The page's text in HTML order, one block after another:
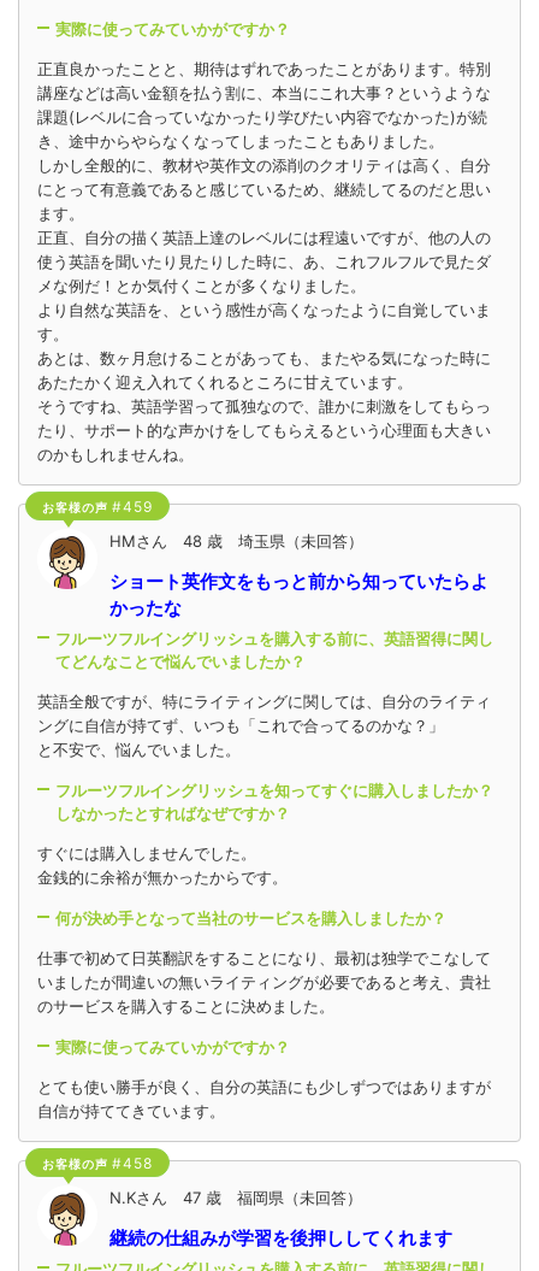
実際に使ってみていかがですか？
正直良かったことと、期待はずれであったことがあります。特別
講座などは高い金額を払う割に、本当にこれ大事？というような
課題(レベルに合っていなかったり学びたい内容でなかった)が続
き、途中からやらなくなってしまったこともありました。
しかし全般的に、教材や英作文の添削のクオリティは高く、自分
にとって有意義であると感じているため、継続してるのだと思い
ます。
正直、自分の描く英語上達のレベルには程遠いですが、他の人の
使う英語を聞いたり見たりした時に、あ、これフルフルで見たダ
メな例だ！とか気付くことが多くなりました。
より自然な英語を、という感性が高くなったように自覚していま
す。
あとは、数ヶ月怠けることがあっても、またやる気になった時に
あたたかく迎え入れてくれるところに甘えています。
そうですね、英語学習って孤独なので、誰かに刺激をしてもらっ
たり、サポート的な声かけをしてもらえるという心理面も大きい
のかもしれませんね。
お客様の声 #459
HMさん 48 歳 埼玉県（未回答）
ショート英作文をもっと前から知っていたらよ
かったな
フルーツフルイングリッシュを購入する前に、英語習得に関し
てどんなことで悩んでいましたか？
英語全般ですが、特にライティングに関しては、自分のライティ
ングに自信が持てず、いつも「これで合ってるのかな？」
と不安で、悩んでいました。
フルーツフルイングリッシュを知ってすぐに購入しましたか？
しなかったとすればなぜですか？
すぐには購入しませんでした。
金銭的に余裕が無かったからです。
何が決め手となって当社のサービスを購入しましたか？
仕事で初めて日英翻訳をすることになり、最初は独学でこなして
いましたが間違いの無いライティングが必要であると考え、貴社
のサービスを購入することに決めました。
実際に使ってみていかがですか？
とても使い勝手が良く、自分の英語にも少しずつではありますが
自信が持ててきています。
お客様の声 #458
N.Kさん 47 歳 福岡県（未回答）
継続の仕組みが学習を後押ししてくれます